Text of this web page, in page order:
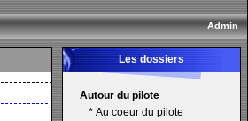
Admin
Les dossiers
Autour du pilote
* Au coeur du pilote